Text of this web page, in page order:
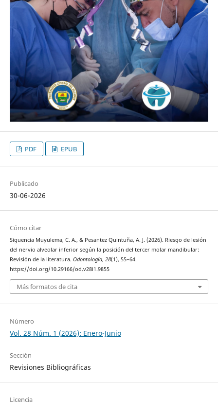
PDF EPUB
Publicado
30-06-2026
Cómo citar
Siguencia Muyulema, C. A., & Pesantez Quintuña, A. J. (2026). Riesgo de lesión
del nervio alveolar inferior según la posición del tercer molar mandibular:
Revisión de la literatura. Odontología, 28(1), 55–64.
https://doi.org/10.29166/od.v28i1.9855
Más formatos de cita
Número
Vol. 28 Núm. 1 (2026): Enero-Junio
Sección
Revisiones Bibliográficas
Licencia